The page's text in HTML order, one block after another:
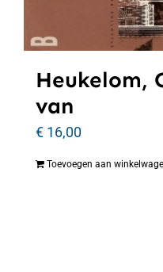
Heukelom,
van
€ 16,00
Toevoegen aan